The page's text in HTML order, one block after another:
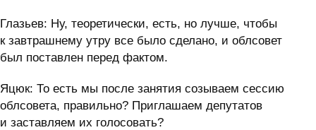
Глазьев: Ну, теоретически, есть, но лучше, чтобы
к завтрашнему утру все было сделано, и облсовет
был поставлен перед фактом.
Яцюк: То есть мы после занятия созываем сессию
облсовета, правильно? Приглашаем депутатов
и заставляем их голосовать?